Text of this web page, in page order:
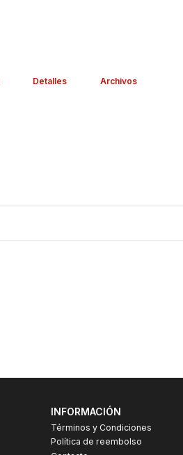
Detalles Archivos
INFORMACIÓN
Términos y Condiciones
Política de reembolso